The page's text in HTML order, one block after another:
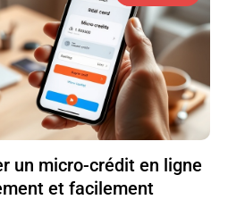
un micro-crédit en ligne
et facilement